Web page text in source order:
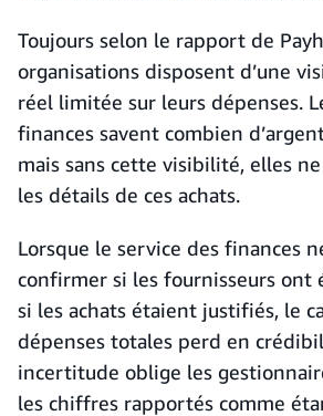
Toujours selon le rapport de
organisations disposent d’une
réel limitée sur leurs dépenses.
finances savent combien
mais sans cette visibilité, elles
les détails de ces achats.
Lorsque le service des finances
confirmer si les fournisseurs ont
si les achats étaient justifiés, le
dépenses totales perd en
incertitude oblige les
les chiffres rapportés comme